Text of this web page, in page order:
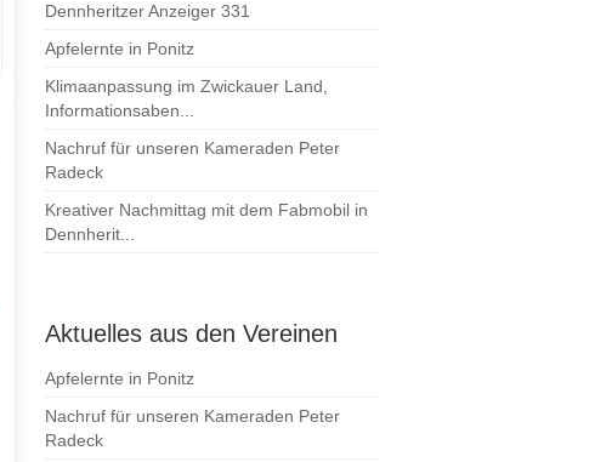
Dennheritzer Anzeiger 331
Apfelernte in Ponitz
Klimaanpassung im Zwickauer Land,
Informationsaben...
Nachruf für unseren Kameraden Peter
Radeck
Kreativer Nachmittag mit dem Fabmobil in
Dennherit...
Aktuelles aus den Vereinen
Apfelernte in Ponitz
Nachruf für unseren Kameraden Peter
Radeck